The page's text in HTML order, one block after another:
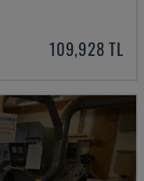
109,928 TL